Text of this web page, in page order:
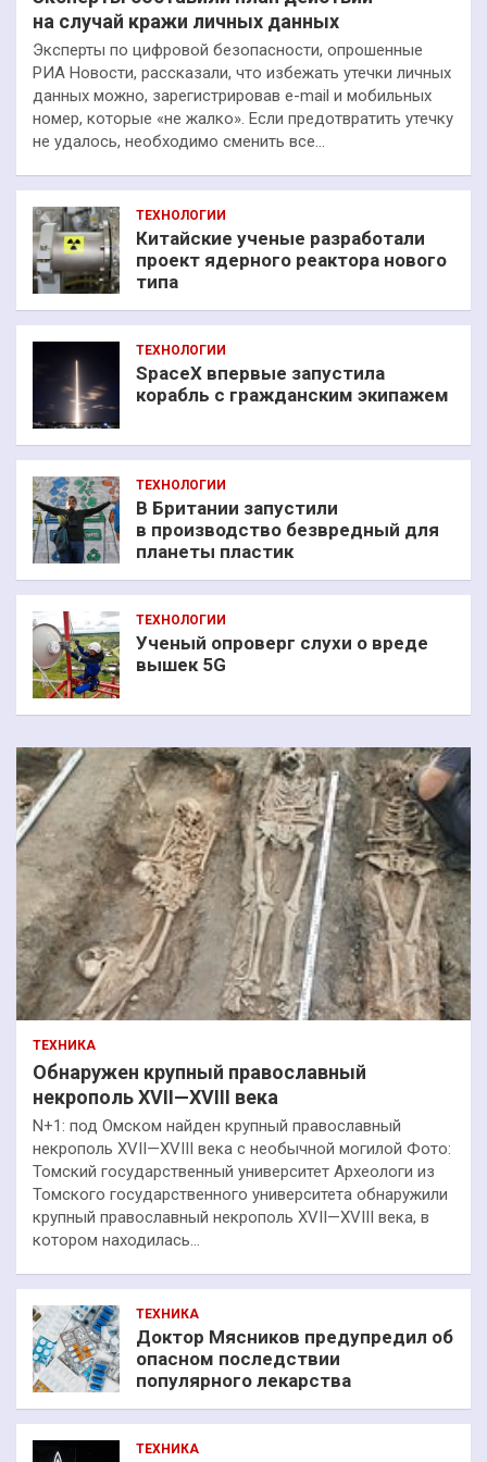
на случай кражи личных данных
Эксперты по цифровой безопасности, опрошенные
РИА Новости, рассказали, что избежать утечки личных
данных можно, зарегистрировав e-mail и мобильных
номер, которые «не жалко». Если предотвратить утечку
не удалось, необходимо сменить все…
ТЕХНОЛОГИИ
Китайские ученые разработали
проект ядерного реактора нового
типа
ТЕХНОЛОГИИ
SpaceX впервые запустила
корабль с гражданским экипажем
ТЕХНОЛОГИИ
В Британии запустили
в производство безвредный для
планеты пластик
ТЕХНОЛОГИИ
Ученый опроверг слухи о вреде
вышек 5G
ТЕХНИКА
Обнаружен крупный православный
некрополь XVII—XVIII века
N+1: под Омском найден крупный православный
некрополь XVII—XVIII века с необычной могилой Фото:
Томский государственный университет Археологи из
Томского государственного университета обнаружили
крупный православный некрополь XVII—XVIII века, в
котором находилась…
ТЕХНИКА
Доктор Мясников предупредил об
опасном последствии
популярного лекарства
ТЕХНИКА